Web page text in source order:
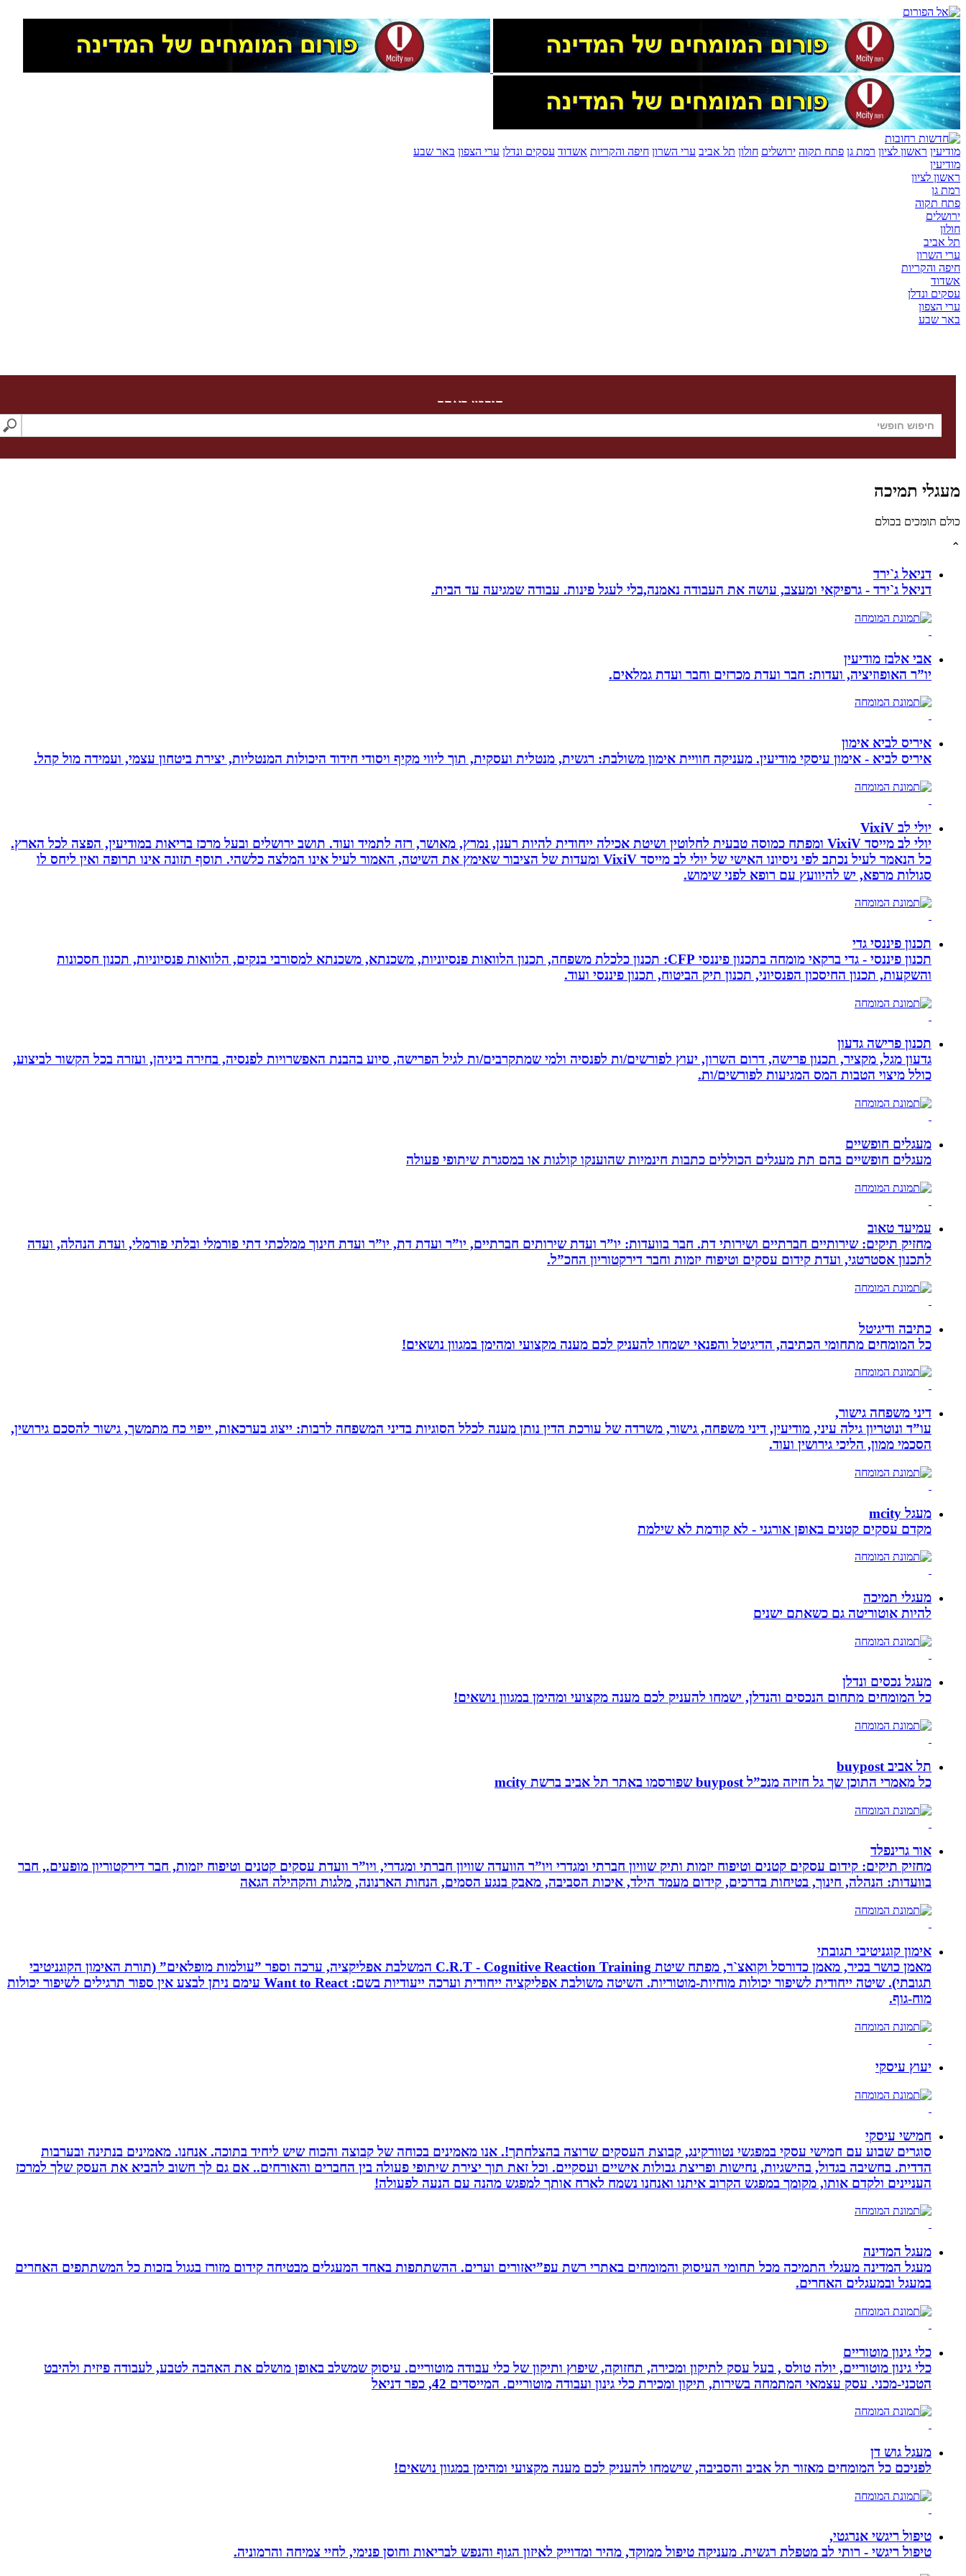
מודיעין ראשון לציון רמת גן פתח תקוה ירושלים חולון תל אביב ערי השרון חיפה והקריות אשדוד עסקים ונדלן ערי הצפון באר שבע
מודיעין
ראשון לציון
רמת גן
פתח תקוה
ירושלים
חולון
תל אביב
ערי השרון
חיפה והקריות
אשדוד
עסקים ונדלן
ערי הצפון
באר שבע
חיפוש באתר
מעגלי תמיכה
כולם תומכים בכולם
⌃
דניאל ג`ירד
דניאל ג`ירד - גרפיקאי ומעצב, עושה את העבודה נאמנה,בלי לעגל פינות. עבודה שמגיעה עד הבית.
אבי אלבז מודיעין
יו”ר האופוזיציה, ועדות: חבר ועדת מכרזים וחבר ועדת גמלאים.
איריס לביא אימון
איריס לביא - אימון עיסקי מודיעין. מעניקה חוויית אימון משולבת: רגשית, מנטלית ועסקית, תוך ליווי מקיף ויסודי חידוד היכולות המנטליות, יצירת ביטחון עצמי, ועמידה מול קהל.
יולי לב VixiV
יולי לב מייסד VixiV ומפתח כמוסה טבעית לחלוטין ושיטת אכילה ייחודית להיות רענן, נמרץ, מאושר, רזה לתמיד ועוד. תושב ירושלים ובעל מרכז בריאות במודיעין, הפצה לכל הארץ.
כל הנאמר לעיל נכתב לפי ניסיונו האישי של יולי לב מייסד VixiV ומעדות של הציבור שאימץ את השיטה, האמור לעיל אינו המלצה כלשהי. תוסף תזונה אינו תרופה ואין ליחס לו
סגולות מרפא, יש להיוועץ עם רופא לפני שימוש.
תכנון פיננסי גדי
תכנון פיננסי - גדי ברקאי מומחה בתכנון פיננסי CFP: תכנון כלכלת משפחה, תכנון הלוואות פנסיוניות, משכנתא, משכנתא למסורבי בנקים, הלוואות פנסיוניות, תכנון חסכונות
והשקעות, תכנון החיסכון הפנסיוני, תכנון תיק הביטוח, תכנון פיננסי ועוד.
תכנון פרישה גדעון
גדעון מגל, מקציר, תכנון פרישה, דרום השרון, יעוץ לפורשים/ות לפנסיה ולמי שמתקרבים/ות לגיל הפרישה, סיוע בהבנת האפשרויות לפנסיה, בחירה ביניהן, ועזרה בכל הקשור לביצוע,
כולל מיצוי הטבות המס המגיעות לפורשים/ות.
מעגלים חופשיים
מעגלים חופשיים בהם תת מעגלים הכוללים כתבות חינמיות שהוענקו קולגות או במסגרת שיתופי פעולה
עמיעד טאוב
מחזיק תיקים: שירותיים חברתיים ושירותי דת. חבר בוועדות: יו”ר ועדת שירותים חברתיים, יו”ר ועדת דת, יו”ר ועדת חינוך ממלכתי דתי פורמלי ובלתי פורמלי, ועדת הנהלה, ועדה
לתכנון אסטרטגי, ועדת קידום עסקים וטיפוח יזמות וחבר דירקטוריון החכ”ל.
כתיבה ודיגיטל
כל המומחים מתחומי הכתיבה, הדיגיטל והפנאי ישמחו להעניק לכם מענה מקצועי ומהימן במגוון נושאים!
דיני משפחה גישור,
עו”ד ונוטריון גילה עיני, מודיעין, דיני משפחה, גישור, משרדה של עורכת הדין נותן מענה לכלל הסוגיות בדיני המשפחה לרבות: ייצוג בערכאות, ייפוי כח מתמשך, גישור להסכם גירושין,
הסכמי ממון, הליכי גירושין ועוד.
מעגל mcity
מקדם עסקים קטנים באופן אורגני - לא קודמת לא שילמת
מעגלי תמיכה
להיות אוטוריטה גם כשאתם ישנים
מעגל נכסים ונדלן
כל המומחים מתחום הנכסים והנדלן, ישמחו להעניק לכם מענה מקצועי ומהימן במגוון נושאים!
תל אביב buypost
כל מאמרי התוכן שך גל חזיזה מנכ”ל buypost שפורסמו באתר תל אביב ברשת mcity
אור גרינפלד
מחזיק תיקים: קידום עסקים קטנים וטיפוח יזמות ותיק שוויון חברתי ומגדרי ויו”ר הוועדה שוויון חברתי ומגדרי, ויו”ר וועדת עסקים קטנים וטיפוח יזמות, חבר דירקטוריון מופעים., חבר
בוועדות: הנהלה, חינוך, בטיחות בדרכים, קידום מעמד הילד, איכות הסביבה, מאבק בנגע הסמים, הנחות הארנונה, מלגות והקהילה הגאה
אימון קוגניטיבי תגובתי
מאמן כושר בכיר, מאמן כדורסל וקואצ`ר, מפתח שיטת C.R.T - Cognitive Reaction Training המשלבת אפליקציה, ערכה וספר ”עולמות מופלאים” (תורת האימון הקוגניטיבי
תגובתי). שיטה ייחודית לשיפור יכולות מוחיות-מוטוריות. השיטה משולבת אפליקציה ייחודית וערכה ייעודיות בשם: Want to React עימם ניתן לבצע אין ספור תרגילים לשיפור יכולות
מוח-גוף.
יעוץ עיסקי
חמישי עיסקי
סוגרים שבוע עם חמישי עסקי במפגשי נטוורקינג, קבוצת העסקים שרוצה בהצלחתך!. אנו מאמינים בכוחה של קבוצה והכוח שיש ליחיד בתוכה. אנחנו. מאמינים בנתינה ובערבות
הדדית. בחשיבה בגדול, בהישגיות, נחישות ופריצת גבולות אישיים ועסקיים. וכל זאת תוך יצירת שיתופי פעולה בין החברים והאורחים.. אם גם לך חשוב להביא את העסק שלך למרכז
העניינים ולקדם אותו, מקומך במפגש הקרוב איתנו ואנחנו נשמח לארח אותך למפגש מהנה עם הנעה לפעולה!
מעגל המדינה
מעגל המדינה מעגלי התמיכה מכל תחומי העיסוק והמומחים באתרי רשת עפ”יאזורים וערים. ההשתתפות באחד המעגלים מבטיחה קידום מזורז בגגול בזכות כל המשתתפים האחרים
במעגל ובמעגלים האחרים.
כלי גינון מוטוריים
כלי גינון מוטוריים, יולה טולס , בעל עסק לתיקון ומכירה, תחזוקה, שיפוץ ותיקון של כלי עבודה מוטוריים. עיסוק שמשלב באופן מושלם את האהבה לטבע, לעבודה פיזית ולהיבט
הטכני-מכני. עסק עצמאי המתמחה בשירות, תיקון ומכירת כלי גינון ועבודה מוטוריים. המייסדים 42, כפר דניאל
מעגל גוש דן
לפניכם כל המומחים מאזור תל אביב והסביבה, שישמחו להעניק לכם מענה מקצועי ומהימן במגוון נושאים!
טיפול ריגשי אנרגטי,
טיפול ריגשי - רותי לב מטפלת רגשית. מעניקה טיפול ממוקד, מהיר ומדוייק לאיזון הגוף והנפש לבריאות וחוסן פנימי, לחיי צמיחה והרמוניה.